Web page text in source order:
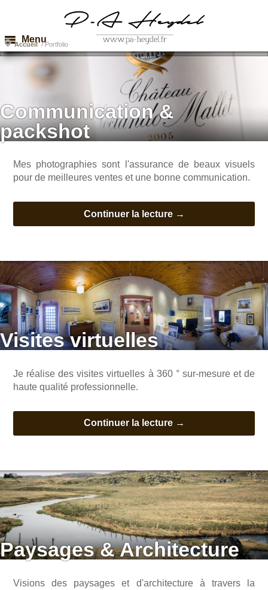
Menu
Accueil /Portfolio
Portfolio
Communication &
packshot
Mes photographies sont l'assurance de beaux visuels
pour de meilleures ventes et une bonne communication.
Continuer la lecture →
Visites virtuelles
Je réalise des visites virtuelles à 360 ° sur-mesure et de
haute qualité professionnelle.
Continuer la lecture →
Paysages & Architecture
Visions des paysages et d'architecture à travers la